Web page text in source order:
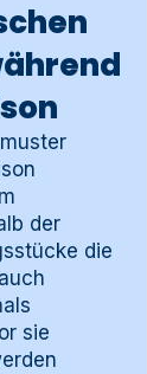
der
die
sie